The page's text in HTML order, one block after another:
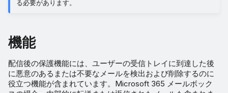
る必要があります。
機能
配信後の保護機能には、ユーザーの受信トレイに到達した後
に悪意のあるまたは不要なメールを検出および削除するのに
役立つ機能が含まれています。Microsoft 365 メールボック